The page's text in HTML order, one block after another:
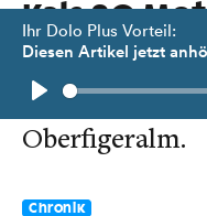
Ihr Dolo Plus Vorteil:
Diesen Artikel jetzt
Play
Kals 80
Alpinunfall
deutschen
Oberfigeralm.
Chronik